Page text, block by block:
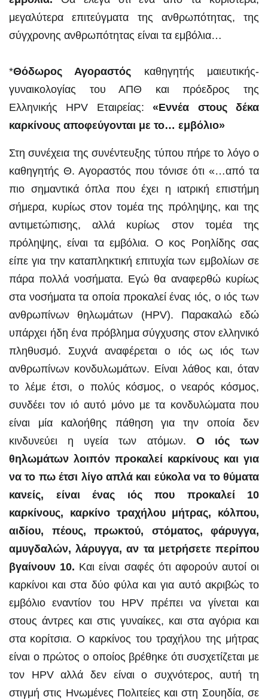
μεγαλύτερα επιτεύγματα της ανθρωπότητας, της
σύγχρονης ανθρωπότητας είναι τα εμβόλια…
*Θόδωρος Αγοραστός καθηγητής μαιευτικής-
γυναικολογίας του ΑΠΘ και πρόεδρος της
Ελληνικής HPV Εταιρείας:«Εννέα στους δέκα
καρκίνους αποφεύγονται με το… εμβόλιο»
Στη συνέχεια της συνέντευξης τύπου πήρε το λόγο ο
καθηγητής Θ. Αγοραστός που τόνισε ότι «…από τα
πιο σημαντικά όπλα που έχει η ιατρική επιστήμη
σήμερα, κυρίως στον τομέα της πρόληψης, και της
αντιμετώπισης, αλλά κυρίως στον τομέα της
πρόληψης, είναι τα εμβόλια. Ο κος Ροηλίδης σας
είπε για την καταπληκτική επιτυχία των εμβολίων σε
πάρα πολλά νοσήματα. Εγώ θα αναφερθώ κυρίως
στα νοσήματα τα οποία προκαλεί ένας ιός, ο ιός των
ανθρωπίνων θηλωμάτων (HPV). Παρακαλώ εδώ
υπάρχει ήδη ένα πρόβλημα σύγχυσης στον ελληνικό
πληθυσμό. Συχνά αναφέρεται ο ιός ως ιός των
ανθρωπίνων κονδυλωμάτων. Είναι λάθος και, όταν
το λέμε έτσι, ο πολύς κόσμος, ο νεαρός κόσμος,
συνδέει τον ιό αυτό μόνο με τα κονδυλώματα που
είναι μία καλοήθης πάθηση για την οποία δεν
κινδυνεύει η υγεία των ατόμων. Ο ιός των
θηλωμάτων λοιπόν προκαλεί καρκίνους και για
να το πω έτσι λίγο απλά και εύκολα να το θύματα
κανείς, είναι ένας ιός που προκαλεί 10
καρκίνους, καρκίνο τραχήλου μήτρας, κόλπου,
αιδίου, πέους, πρωκτού, στόματος, φάρυγγα,
αμυγδαλών, λάρυγγα, αν τα μετρήσετε περίπου
βγαίνουν 10. Και είναι σαφές ότι αφορούν αυτοί οι
καρκίνοι και στα δύο φύλα και για αυτό ακριβώς το
εμβόλιο εναντίον του HPV πρέπει να γίνεται και
στους άντρες και στις γυναίκες, και στα αγόρια και
στα κορίτσια. Ο καρκίνος του τραχήλου της μήτρας
είναι ο πρώτος ο οποίος βρέθηκε ότι συσχετίζεται με
τον HPV αλλά δεν είναι ο συχνότερος, αυτή τη
στιγμή στις Ηνωμένες Πολιτείες και στη Σουηδία, σε